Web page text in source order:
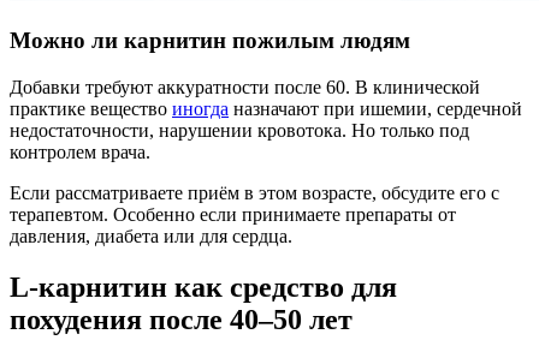
Можно ли карнитин пожилым людям
Добавки требуют аккуратности после 60. В клинической
практике вещество иногда назначают при ишемии, сердечной
недостаточности, нарушении кровотока. Но только под
контролем врача.
Если рассматриваете приём в этом возрасте, обсудите его с
терапевтом. Особенно если принимаете препараты от
давления, диабета или для сердца.
L-карнитин как средство для
похудения после 40–50 лет